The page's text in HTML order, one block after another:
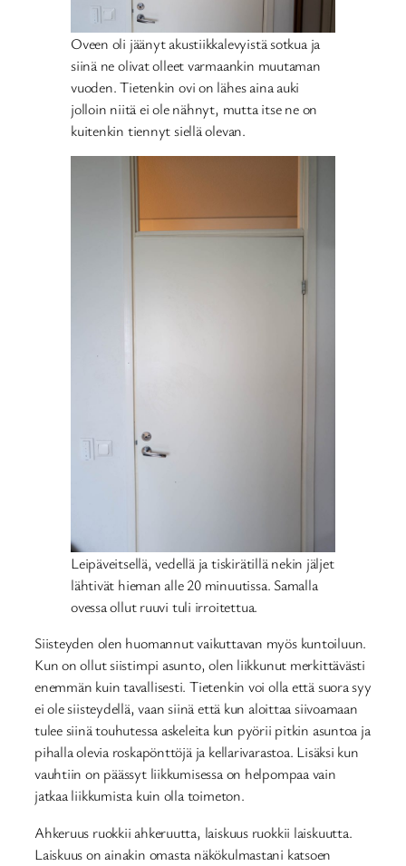
Oveen oli jäänyt akustiikkalevyistä sotkua ja
siinä ne olivat olleet varmaankin muutaman
vuoden. Tietenkin ovi on lähes aina auki
jolloin niitä ei ole nähnyt, mutta itse ne on
kuitenkin tiennyt siellä olevan.
Leipäveitsellä, vedellä ja tiskirätillä nekin jäljet
lähtivät hieman alle 20 minuutissa. Samalla
ovessa ollut ruuvi tuli irroitettua.
Siisteyden olen huomannut vaikuttavan myös kuntoiluun.
Kun on ollut siistimpi asunto, olen liikkunut merkittävästi
enemmän kuin tavallisesti. Tietenkin voi olla että suora syy
ei ole siisteydellä, vaan siinä että kun aloittaa siivoamaan
tulee siinä touhutessa askeleita kun pyörii pitkin asuntoa ja
pihalla olevia roskapönttöjä ja kellarivarastoa. Lisäksi kun
vauhtiin on päässyt liikkumisessa on helpompaa vain
jatkaa liikkumista kuin olla toimeton.
Ahkeruus ruokkii ahkeruutta, laiskuus ruokkii laiskuutta.
Laiskuus on ainakin omasta näkökulmastani katsoen